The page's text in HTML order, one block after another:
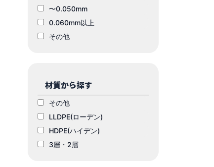
〜0.050mm
0.060mm以上
その他
材質から探す
その他
LLDPE(ローデン)
HDPE(ハイデン)
3層・2層